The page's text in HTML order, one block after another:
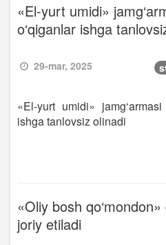
«El-yurt umidi»
o‘qiganlar ishga
29-mar, 2025
«El-yurt umidi»
ishga tanlovsiz olinadi
«Oliy bosh
joriy etiladi